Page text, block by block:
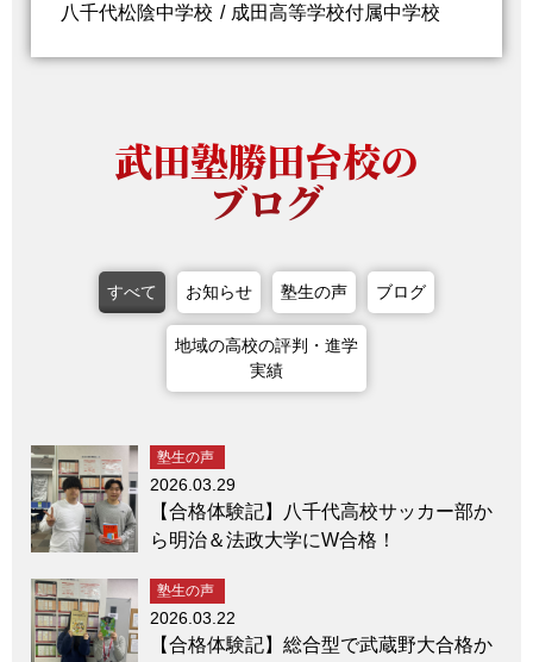
八千代松陰中学校 成田高等学校付属中学校
武田塾勝田台校の
ブログ
すべて お知らせ 塾生の声 ブログ
地域の高校の評判・進学
実績
塾生の声
2026.03.29
【合格体験記】八千代高校サッカー部か
ら明治＆法政大学にW合格！
塾生の声
2026.03.22
【合格体験記】総合型で武蔵野大合格か